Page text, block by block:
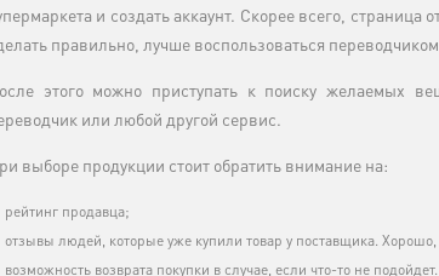
и создать аккаунт. Скорее всего, страница
правильно, лучше воспользоваться
этого можно приступать к поиску желаемых
или любой другой сервис.
выборе продукции стоит обратить внимание на:
рейтинг продавца;
отзывы людей, которые уже купили товар у поставщика.
возможность возврата покупки в случае, если что-то не подойдет.